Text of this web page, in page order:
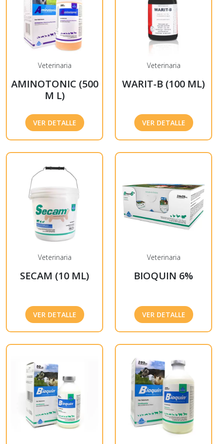
Veterinaria
AMINOTONIC (500
M L)
VER DETALLE
Veterinaria
WARIT-B (100 ML)
VER DETALLE
Veterinaria
SECAM (10 ML)
VER DETALLE
Veterinaria
BIOQUIN 6%
VER DETALLE